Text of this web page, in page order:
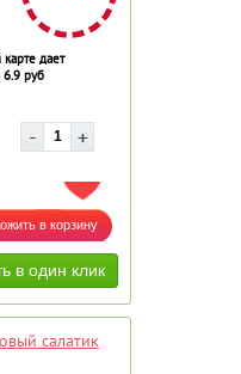
дает
руб
ДОБАВИТЬ В ИЗБРАННОЕ
салатик